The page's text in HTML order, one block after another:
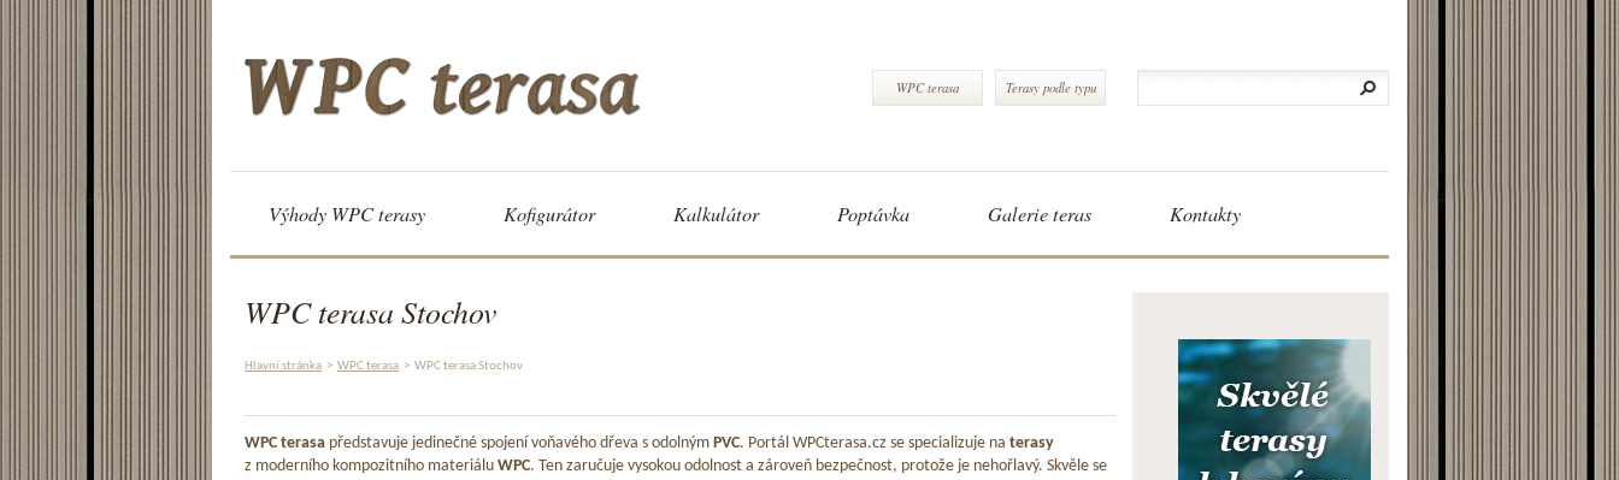
WPC terasa Terasy podle typu
Výhody WPC terasy Kofigurátor Kalkulátor Poptávka Galerie teras Kontakty
WPC terasa Stochov
Hlavní stránka > WPC terasa > WPC terasa Stochov
WPC terasa představuje jedinečné spojení voňavého dřeva s odolným PVC. Portál WPCterasa.cz se specializuje na terasy
z moderního kompozitního materiálu WPC. Ten zaručuje vysokou odolnost a zároveň bezpečnost, protože je nehořlavý. Skvěle se